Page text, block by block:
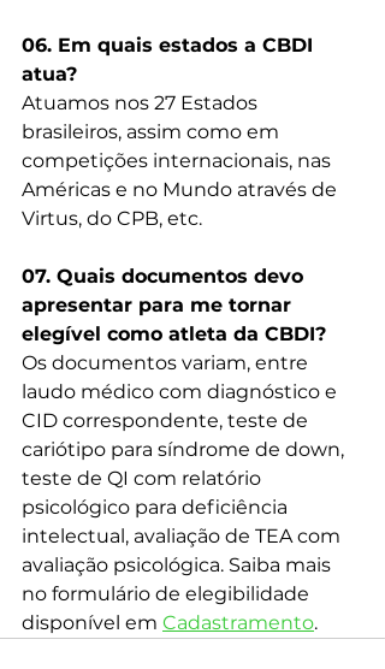
06. Em quais estados a CBDI
atua?
Atuamos nos 27 Estados
brasileiros, assim como em
competições internacionais, nas
Américas e no Mundo através de
Virtus, do CPB, etc.
07. Quais documentos devo
apresentar para me tornar
elegível como atleta da CBDI?
Os documentos variam, entre
laudo médico com diagnóstico e
CID correspondente, teste de
cariótipo para síndrome de down,
teste de QI com relatório
psicológico para deficiência
intelectual, avaliação de TEA com
avaliação psicológica. Saiba mais
no formulário de elegibilidade
disponível em Cadastramento.